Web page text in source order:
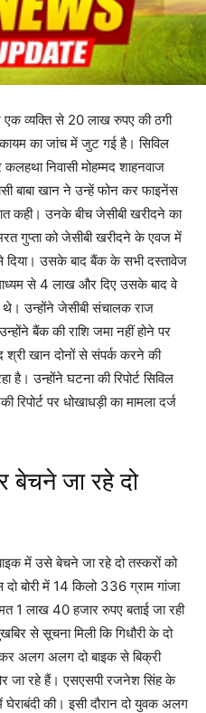
व्यक्ति से 20 लाख रुपए की ठगी
का जांच में जुट गई है। सिविल
निवासी मोहम्मद शाहनवाज
बाबा खान ने उन्हें फोन कर फाइनेंस
कही। उनके बीच जेसीबी खरीदने का
गुप्ता को जेसीबी खरीदने के एवज में
उसके बाद बैंक के सभी दस्तावेज
से 4 लाख और दिए उसके बाद वे
थे। उन्होंने जेसीबी संचालक राज
बैंक की राशि जमा नहीं होने पर
श्री खान दोनों से संपर्क करने की
है। उन्होंने घटना की रिपोर्ट सिविल
पर धोखाधड़ी का मामला दर्ज
बेचने जा रहे दो
में उसे बेचने जा रहे दो तस्करों को
बोरी में 14 किलो 336 ग्राम गांजा
1 लाख 40 हजार रुपए बताई जा रही
से सूचना मिली कि गिधौरी के दो
अलग अलग दो बाइक से बिक्री
जा रहे हैं। एसएसपी रजनेश सिंह के
घेराबंदी की। इसी दौरान दो युवक अलग